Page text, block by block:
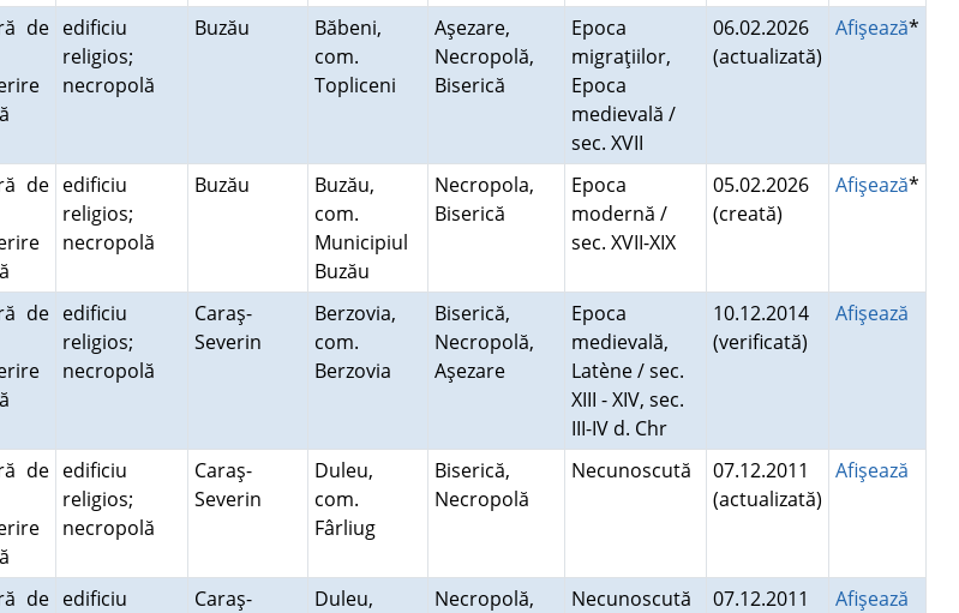
de edificiu
religios;
necropolă
Buzău
Băbeni,
com.
Topliceni
Aşezare,
Necropolă,
Biserică
Epoca
migraţiilor,
Epoca
medievală /
sec. XVII
06.02.2026
(actualizată)
Afişează*
de edificiu
religios;
necropolă
Buzău
Buzău,
com.
Municipiul
Buzău
Necropola,
Biserică
Epoca
modernă /
sec. XVII-XIX
05.02.2026
(creată)
Afişează*
de edificiu
religios;
necropolă
Caraş-
Severin
Berzovia,
com.
Berzovia
Biserică,
Necropolă,
Aşezare
Epoca
medievală,
Latène / sec.
XIII - XIV, sec.
III-IV d. Chr
10.12.2014
(verificată)
Afişează
de edificiu
religios;
necropolă
Caraş-
Severin
Duleu,
com.
Fârliug
Biserică,
Necropolă
Necunoscută
07.12.2011
(actualizată)
Afişează
de edificiu
Caraş-
Duleu,
Necropolă,
Necunoscută
07.12.2011
Afişează